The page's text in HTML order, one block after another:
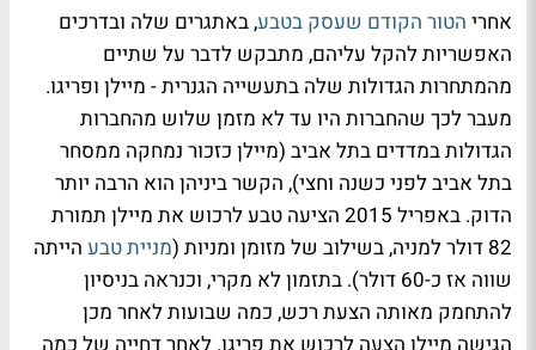
אחרי הטור הקודם שעסק בטבע, באתגרים שלה ובדרכים
האפשריות להקל עליהם, מתבקש לדבר על שתיים
מהמתחרות הגדולות שלה בתעשייה הגנרית - מיילן ופריגו.
מעבר לכך שהחברות היו עד לא מזמן שלוש מהחברות
הגדולות במדדים בתל אביב (מיילן כזכור נמחקה ממסחר
בתל אביב לפני כשנה וחצי), הקשר ביניהן הוא הרבה יותר
הדוק. באפריל 2015 הציעה טבע לרכוש את מיילן תמורת
82 דולר למניה, בשילוב של מזומן ומניות (
מניית טבע הייתה
שווה אז כ-60 דולר). בתזמון לא מקרי, וכנראה בניסיון
להתחמק מאותה הצעת רכש, כמה שבועות לאחר מכן